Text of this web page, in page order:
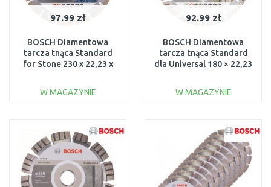
97.99 zł
BOSCH Diamentowa
tarcza tnąca Standard
for Stone 230 x 22,23 x
W MAGAZYNIE
Do porównania
92.99 zł
BOSCH Diamentowa
tarcza tnąca Standard
dla Universal 180 × 22,23
W MAGAZYNIE
Do porównania